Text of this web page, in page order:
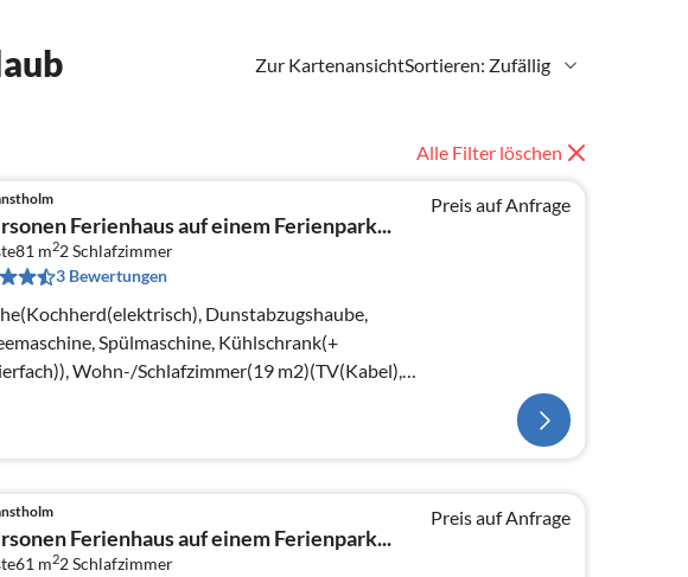
Zur KartenansichtSortieren: Zufällig
Alle Filter löschen
Ferienhaus auf einem Ferienpark...
81 m22Schlafzimmer
3 Bewertungen
Dunstabzugshaube,
Spülmaschine, Kühlschrank(+
Wohn-/Schlafzimmer(19 m2)(TV(Kabel),
Radio)
Preis auf Anfrage
Ferienhaus auf einem Ferienpark...
61 m22Schlafzimmer
Preis auf Anfrage